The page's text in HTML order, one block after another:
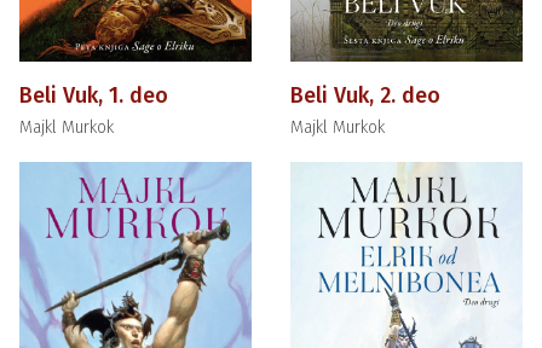
Beli Vuk, 1. deo
Majkl Murkok
Beli Vuk, 2. deo
Majkl Murkok